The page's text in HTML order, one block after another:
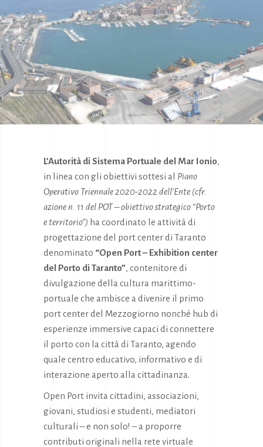
L’Autorità di Sistema Portuale del Mar Ionio,
in linea con gli obiettivi sottesi al Piano
Operativo Triennale 2020-2022 dell’Ente (cfr.
azione n. 11 del POT – obiettivo strategico “Porto
e territorio”) ha coordinato le attività di
progettazione del port center di Taranto
denominato “Open Port – Exhibition center
del Porto di Taranto”, contenitore di
divulgazione della cultura marittimo-
portuale che ambisce a divenire il primo
port center del Mezzogiorno nonché hub di
esperienze immersive capaci di connettere
il porto con la città di Taranto, agendo
quale centro educativo, informativo e di
interazione aperto alla cittadinanza.
Open Port invita cittadini, associazioni,
giovani, studiosi e studenti, mediatori
culturali – e non solo! – a proporre
contributi originali nella rete virtuale